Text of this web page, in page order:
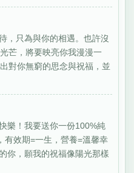
，只為與你的相遇。也許沒
芒，將要映亮你我漫漫一
對你無窮的思念與祝福，並
樂！我要送你一份100%純
有效期=一生，營養=溫馨幸
你，願我的祝福像陽光那樣